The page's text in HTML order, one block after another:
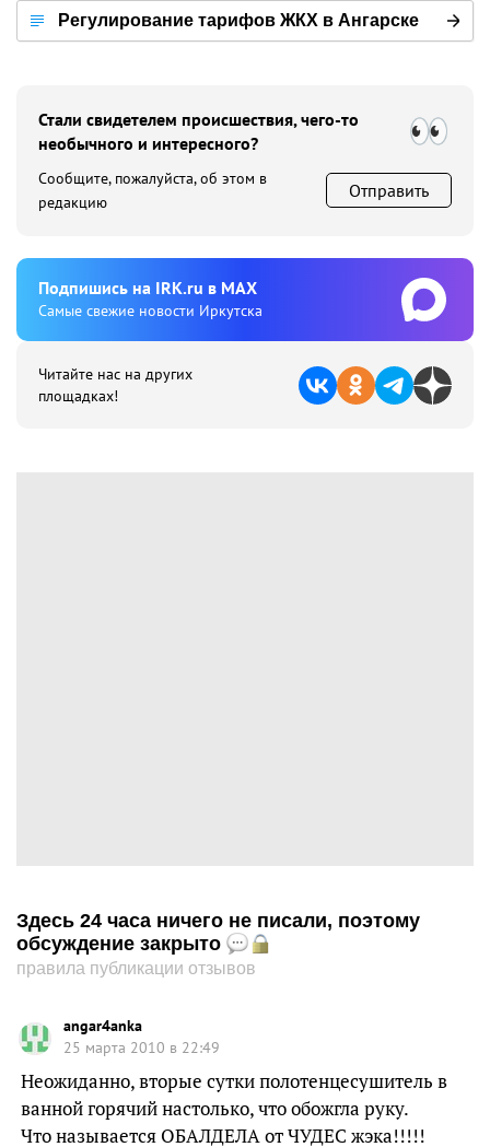
Регулирование тарифов ЖКХ в Ангарске
Стали свидетелем происшествия, чего-то
необычного и интересного?
Сообщите, пожалуйста, об этом в
редакцию
Отправить
Подпишиcь на IRK.ru в MAX
Cамые свежие новости Иркутска
Читайте нас на других
площадках!
Здесь 24 часа ничего не писали, поэтому
обсуждение закрыто
правила публикации отзывов
angar4anka
25 марта 2010 в 22:49
Неожиданно, вторые сутки полотенцесушитель в
ванной горячий настолько, что обожгла руку.
Что называется ОБАЛДЕЛА от ЧУДЕС жэка!!!!!